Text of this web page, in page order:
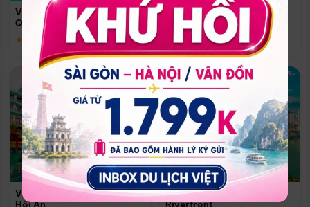
Vinpearl Resort & Spa Phu
Quoc
★ 5.0
Quoc
Phú Quốc
★ 5.0
Vinpearl Resort & Golf Nam
Hội An
Melia Vinpearl Danang
Riverfront